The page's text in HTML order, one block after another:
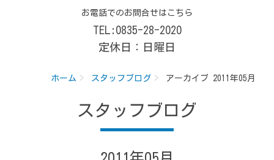
お電話でのお問合せはこちら
TEL:0835-28-2020
定休日：日曜日
ホーム スタッフブログ アーカイブ 2011年05月
スタッフブログ